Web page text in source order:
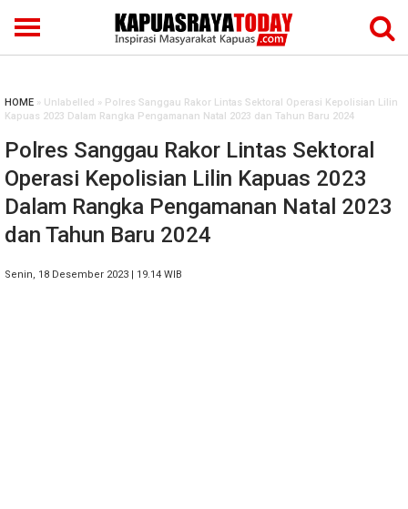
HOME » Unlabelled » Polres Sanggau Rakor Lintas Sektoral Operasi Kepolisian Lilin
Kapuas 2023 Dalam Rangka Pengamanan Natal 2023 dan Tahun Baru 2024
Polres Sanggau Rakor Lintas Sektoral
Operasi Kepolisian Lilin Kapuas 2023
Dalam Rangka Pengamanan Natal 2023
dan Tahun Baru 2024
Senin, 18 Desember 2023 | 19.14 WIB